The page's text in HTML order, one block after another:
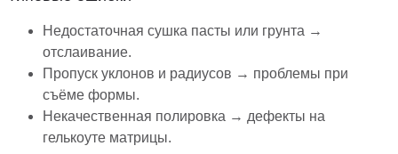
Недостаточная сушка пасты или грунта →
отслаивание.
Пропуск уклонов и радиусов → проблемы при
съёме формы.
Некачественная полировка → дефекты на
гелькоуте матрицы.